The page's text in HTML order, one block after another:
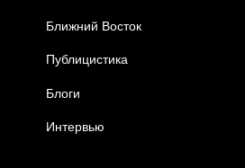
Ближний Восток
Публицистика
Блоги
Интервью